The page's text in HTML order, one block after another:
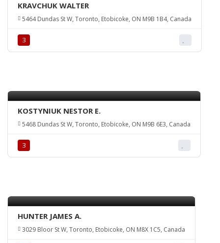
KRAVCHUK WALTER
5464 Dundas St W, Toronto, Etobicoke, ON M9B 1B4, Canada
З
KOSTYNIUK NESTOR E.
5468 Dundas St W, Toronto, Etobicoke, ON M9B 6E3, Canada
З
HUNTER JAMES A.
3029 Bloor St W, Toronto, Etobicoke, ON M8X 1C5, Canada